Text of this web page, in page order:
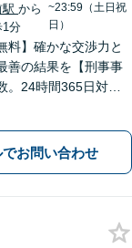
駅から
1分
~23:59（土日祝
日）
料】確かな交渉力と
善の結果を【刑事事
。24時間365日対応
センター前駅3番出口
でお問い合わせ